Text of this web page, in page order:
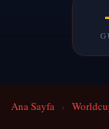
Ana Sayfa ›